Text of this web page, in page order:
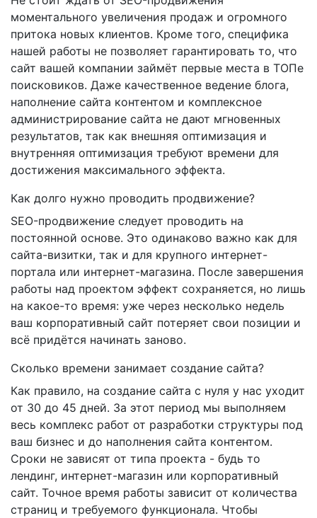
моментального увеличения продаж и огромного
притока новых клиентов. Кроме того, специфика
нашей работы не позволяет гарантировать то, что
сайт вашей компании займёт первые места в ТОПе
поисковиков. Даже качественное ведение блога,
наполнение сайта контентом и комплексное
администрирование сайта не дают мгновенных
результатов, так как внешняя оптимизация и
внутренняя оптимизация требуют времени для
достижения максимального эффекта.
Как долго нужно проводить продвижение?
SEO-продвижение следует проводить на
постоянной основе. Это одинаково важно как для
сайта-визитки, так и для крупного интернет-
портала или интернет-магазина. После завершения
работы над проектом эффект сохраняется, но лишь
на какое-то время: уже через несколько недель
ваш корпоративный сайт потеряет свои позиции и
всё придётся начинать заново.
Сколько времени занимает создание сайта?
Как правило, на создание сайта с нуля у нас уходит
от 30 до 45 дней. За этот период мы выполняем
весь комплекс работ от разработки структуры под
ваш бизнес и до наполнения сайта контентом.
Сроки не зависят от типа проекта - будь то
лендинг, интернет-магазин или корпоративный
сайт. Точное время работы зависит от количества
страниц и требуемого функционала. Чтобы